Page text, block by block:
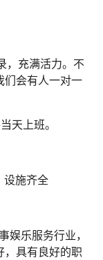
，充满活力。不
们会有人一对一
天上班。
设施齐全
娱乐服务行业，
，具有良好的职